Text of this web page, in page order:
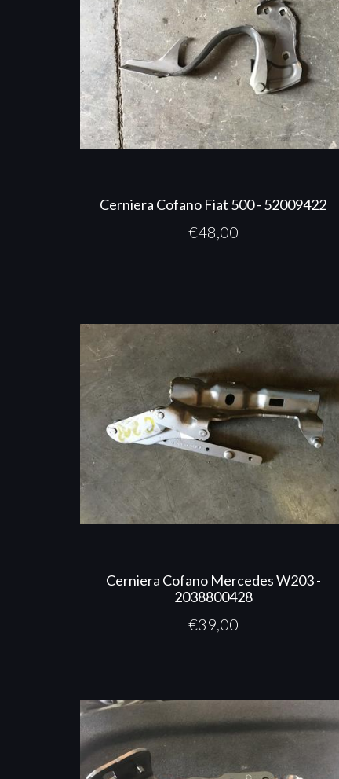
Cerniera Cofano Fiat 500 - 52009422
€48,00
Cerniera Cofano Mercedes W203 -
2038800428
€39,00